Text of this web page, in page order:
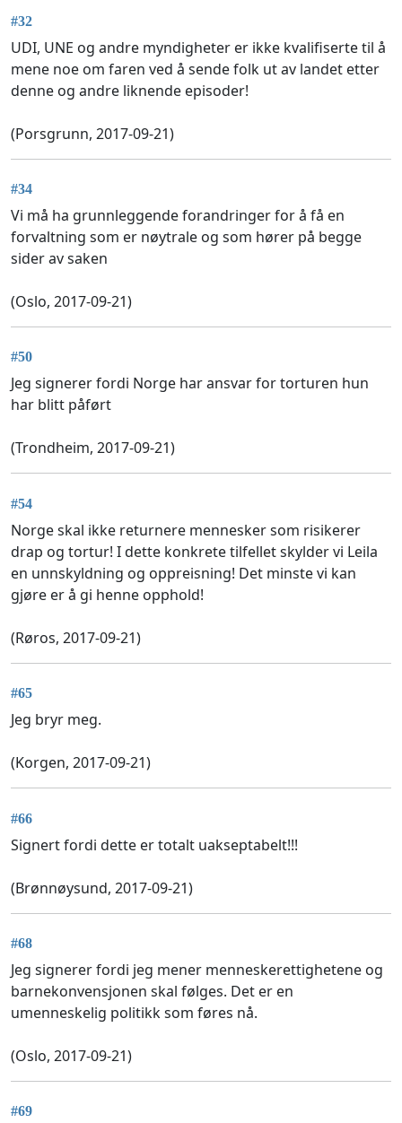
#32
UDI, UNE og andre myndigheter er ikke kvalifiserte til å
mene noe om faren ved å sende folk ut av landet etter
denne og andre liknende episoder!
(Porsgrunn, 2017-09-21)
#34
Vi må ha grunnleggende forandringer for å få en
forvaltning som er nøytrale og som hører på begge
sider av saken
(Oslo, 2017-09-21)
#50
Jeg signerer fordi Norge har ansvar for torturen hun
har blitt påført
(Trondheim, 2017-09-21)
#54
Norge skal ikke returnere mennesker som risikerer
drap og tortur! I dette konkrete tilfellet skylder vi Leila
en unnskyldning og oppreisning! Det minste vi kan
gjøre er å gi henne opphold!
(Røros, 2017-09-21)
#65
Jeg bryr meg.
(Korgen, 2017-09-21)
#66
Signert fordi dette er totalt uakseptabelt!!!
(Brønnøysund, 2017-09-21)
#68
Jeg signerer fordi jeg mener menneskerettighetene og
barnekonvensjonen skal følges. Det er en
umenneskelig politikk som føres nå.
(Oslo, 2017-09-21)
#69